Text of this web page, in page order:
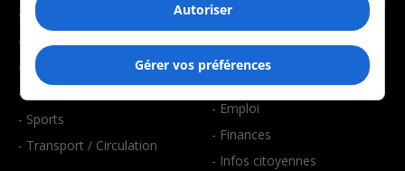
- Éducation
- Environnement
- Faits divers
- Santé et bien-être
- Sports
- Transport / Circulation
- Affaires
- Art de vivre
- Bien-être
- Emploi
- Finances
- Infos citoyennes
Autoriser
Gérer vos préférences